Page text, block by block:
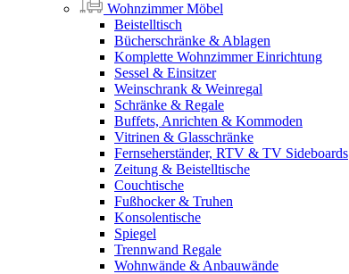
Wohnzimmer Möbel
Beistelltisch
Bücherschränke & Ablagen
Komplette Wohnzimmer Einrichtung
Sessel & Einsitzer
Weinschrank & Weinregal
Schränke & Regale
Buffets, Anrichten & Kommoden
Vitrinen & Glasschränke
Fernseherständer, RTV & TV Sideboards
Zeitung & Beistelltische
Couchtische
Fußhocker & Truhen
Konsolentische
Spiegel
Trennwand Regale
Wohnwände & Anbauwände